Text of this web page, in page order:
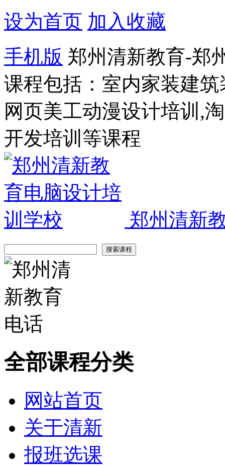
设为首页 加入收藏
手机版 郑州清新教育-郑
课程包括：室内家装建
网页美工动漫设计培训,
开发培训等课程
郑州清新
全部课程分类
网站首页
关于清新
报班选课